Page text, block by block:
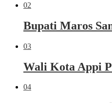
02
Bupati Maros
03
Wali Kota Appi
04